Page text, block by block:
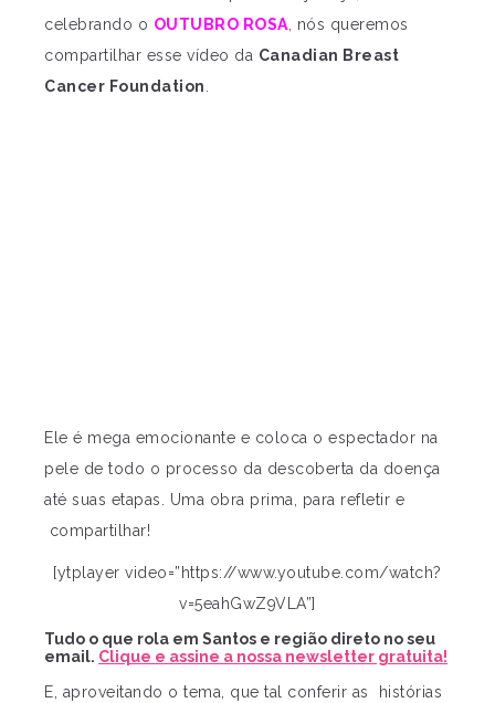
celebrando o OUTUBRO ROSA , nós queremos
compartilhar esse vídeo da Canadian Breast
Cancer Foundation
Ele é mega emocionante e coloca o espectador na
pele de todo o processo da descoberta da doença
até suas etapas. Uma obra prima, para refletir e
compartilhar!
[ytplayer video=”https://www.youtube.com/watch?
v=5eahGwZ9VLA”]
Tudo o que rola em Santos e região direto no seu
email. Clique e assine a nossa newsletter gratuita!
E, aproveitando o tema, que tal conferir as histórias